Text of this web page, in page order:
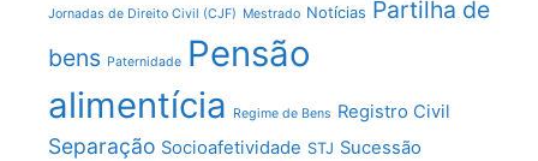
Jornadas de Direito Civil (CJF) Mestrado Notícias Partilha de
bens Paternidade Pensão
alimentícia
Regime de Bens Registro Civil
Separação Socioafetividade STJ Sucessão